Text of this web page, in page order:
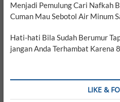
Menjadi Pemulung Cari Nafkah
Cuman Mau Sebotol Air Minum
Hati-hati Bila Sudah Berumur
jangan Anda Terhambat Karena
LIKE &